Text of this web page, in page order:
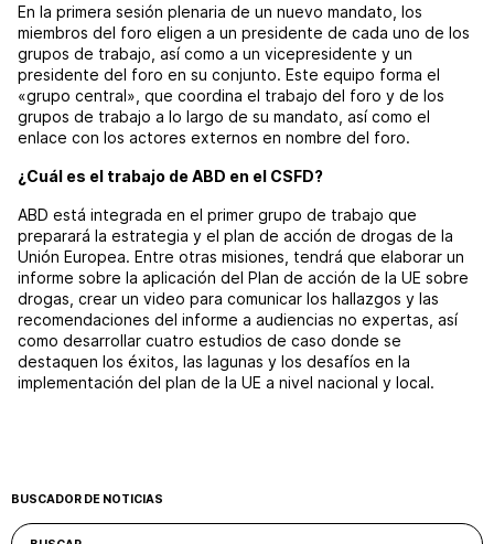
En la primera sesión plenaria de un nuevo mandato, los
miembros del foro eligen a un presidente de cada uno de los
grupos de trabajo, así como a un vicepresidente y un
presidente del foro en su conjunto. Este equipo forma el
«grupo central», que coordina el trabajo del foro y de los
grupos de trabajo a lo largo de su mandato, así como el
enlace con los actores externos en nombre del foro.
¿Cuál es el trabajo de ABD en el CSFD?
ABD está integrada en el primer grupo de trabajo que
preparará la estrategia y el plan de acción de drogas de la
Unión Europea. Entre otras misiones, tendrá que elaborar un
informe sobre la aplicación del Plan de acción de la UE sobre
drogas, crear un video para comunicar los hallazgos y las
recomendaciones del informe a audiencias no expertas, así
como desarrollar cuatro estudios de caso donde se
destaquen los éxitos, las lagunas y los desafíos en la
implementación del plan de la UE a nivel nacional y local.
BUSCADOR DE NOTICIAS